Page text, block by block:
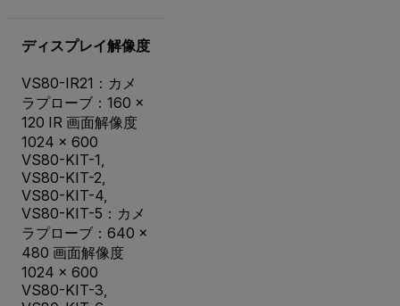
ディスプレイ解像度
VS80-IR21：カメ
ラプローブ：160 ×
120 IR 画面解像度
1024 × 600
VS80-KIT-1,
VS80-KIT-2,
VS80-KIT-4,
VS80-KIT-5：カメ
ラプローブ：640 ×
480 画面解像度
1024 × 600
VS80-KIT-3,